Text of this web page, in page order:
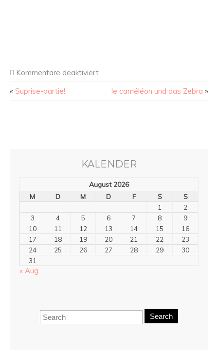
Kommentare deaktiviert
« Suprise-partie! le caméléon und das Zebra »
KALENDER
August 2026
M
D M D F S
S
1
2
3
4 5 6 7 8
9
10
11 12 13 14 15
16
17
18 19 20 21 22
23
24
25 26 27 28 29
30
31
« Aug.
Search